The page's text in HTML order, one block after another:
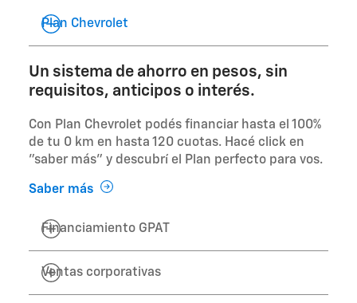
Plan Chevrolet
Un sistema de ahorro en pesos, sin
requisitos, anticipos o interés.
Con Plan Chevrolet podés financiar hasta el 100%
de tu 0 km en hasta 120 cuotas. Hacé click en
"saber más" y descubrí el Plan perfecto para vos.
Saber más
Financiamiento GPAT
Ventas corporativas